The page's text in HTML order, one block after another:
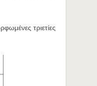
τριετίες